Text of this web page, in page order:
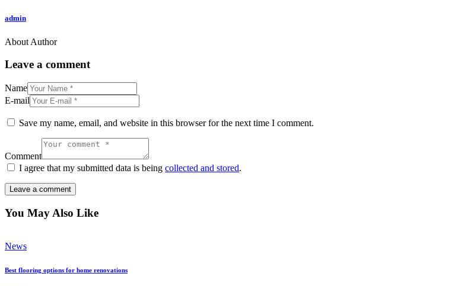
admin
About Author
1
x
new
Leave a comment
Name
E-mail
Save my name, email, and website in this browser for the next time I comment.
Comment
I agree that my submitted data is being collected and stored.
You May Also Like
News
Best flooring options for home renovations